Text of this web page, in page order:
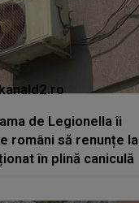
de Legionella îi
români să renunțe la
în plină caniculă